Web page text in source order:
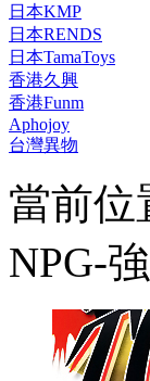
日本KMP
日本RENDS
日本TamaToys
香港久興
香港Funm
Aphojoy
台灣異物
當前位
NPG-